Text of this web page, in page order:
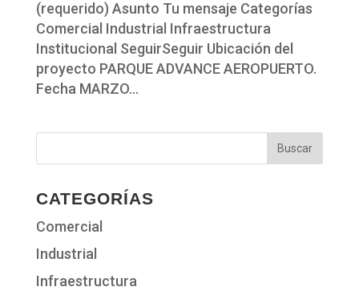
(requerido) Asunto Tu mensaje Categorías
Comercial Industrial Infraestructura
Institucional SeguirSeguir Ubicación del
proyecto PARQUE ADVANCE AEROPUERTO.
Fecha MARZO...
CATEGORÍAS
Comercial
Industrial
Infraestructura